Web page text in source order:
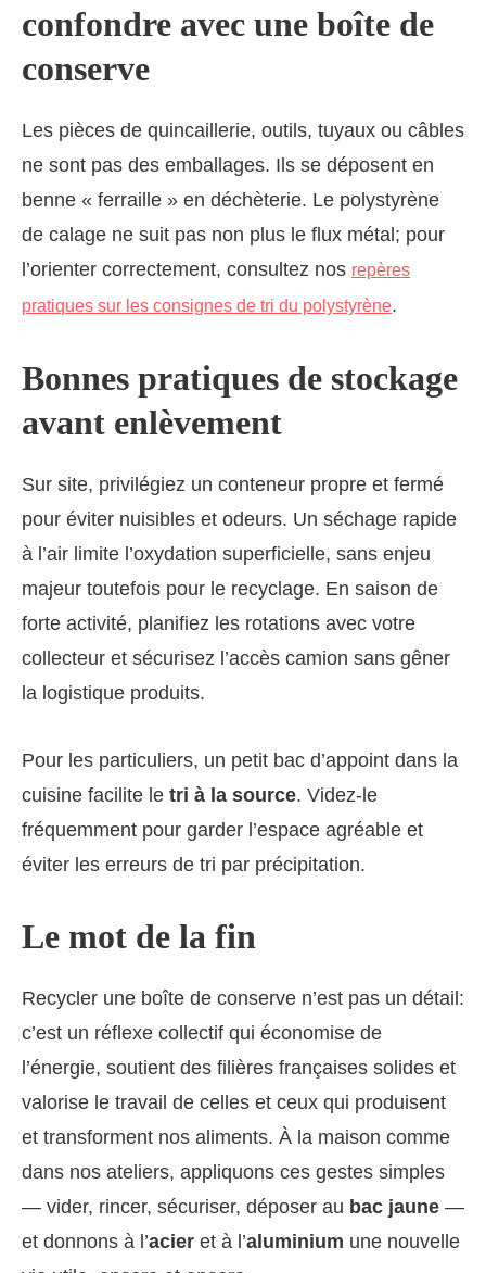
confondre avec une boîte de
conserve
Les pièces de quincaillerie, outils, tuyaux ou câbles
ne sont pas des emballages. Ils se déposent en
benne « ferraille » en déchèterie. Le polystyrène
de calage ne suit pas non plus le flux métal; pour
l’orienter correctement, consultez nos repères
pratiques sur les consignes de tri du polystyrène.
Bonnes pratiques de stockage
avant enlèvement
Sur site, privilégiez un conteneur propre et fermé
pour éviter nuisibles et odeurs. Un séchage rapide
à l’air limite l’oxydation superficielle, sans enjeu
majeur toutefois pour le recyclage. En saison de
forte activité, planifiez les rotations avec votre
collecteur et sécurisez l’accès camion sans gêner
la logistique produits.
Pour les particuliers, un petit bac d’appoint dans la
cuisine facilite le tri à la source. Videz-le
fréquemment pour garder l’espace agréable et
éviter les erreurs de tri par précipitation.
Le mot de la fin
Recycler une boîte de conserve n’est pas un détail:
c’est un réflexe collectif qui économise de
l’énergie, soutient des filières françaises solides et
valorise le travail de celles et ceux qui produisent
et transforment nos aliments. À la maison comme
dans nos ateliers, appliquons ces gestes simples
— vider, rincer, sécuriser, déposer au bac jaune —
et donnons à l’acier et à l’aluminium une nouvelle